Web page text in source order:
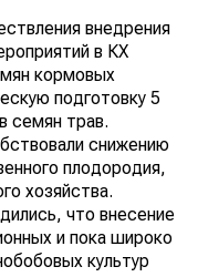
внедрения
в КХ
кормовых
подготовку 5
семян трав.
снижению
плодородия,
хозяйства.
что внесение
и пока широко
культур